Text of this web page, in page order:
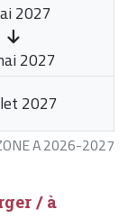
A 2026-2027
2027
2027
2027
/ à